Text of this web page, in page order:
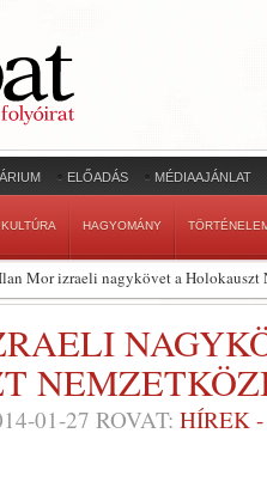
ELŐADÁS MÉDIAAJÁNLAT
KULTÚRA HAGYOMÁNY
Mor izraeli nagykövet a Holokauszt
01-27 ROVAT: HÍREK